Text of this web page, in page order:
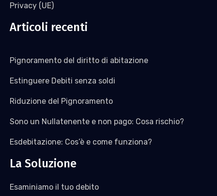
Privacy (UE)
Articoli recenti
Pignoramento del diritto di abitazione
Estinguere Debiti senza soldi
Riduzione del Pignoramento
Sono un Nullatenente e non pago: Cosa rischio?
Esdebitazione: Cos’è e come funziona?
La Soluzione
Esaminiamo il tuo debito